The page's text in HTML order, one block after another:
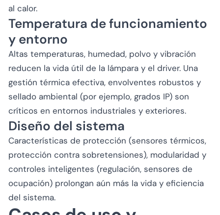
al calor.
Temperatura de funcionamiento
y entorno
Altas temperaturas, humedad, polvo y vibración
reducen la vida útil de la lámpara y el driver. Una
gestión térmica efectiva, envolventes robustos y
sellado ambiental (por ejemplo, grados IP) son
críticos en entornos industriales y exteriores.
Diseño del sistema
Características de protección (sensores térmicos,
protección contra sobretensiones), modularidad y
controles inteligentes (regulación, sensores de
ocupación) prolongan aún más la vida y eficiencia
del sistema.